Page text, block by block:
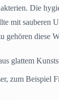
Die
mit sauberen
gehören diese
glattem
zum Beispiel